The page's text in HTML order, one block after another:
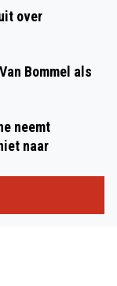
over
Bommel als
neemt
naar